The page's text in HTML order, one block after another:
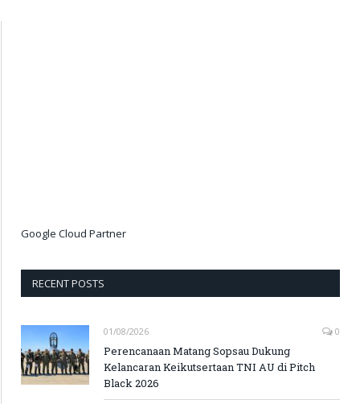
Google Cloud Partner
RECENT POSTS
01/08/2026 0
Perencanaan Matang Sopsau Dukung
Kelancaran Keikutsertaan TNI AU di Pitch
Black 2026